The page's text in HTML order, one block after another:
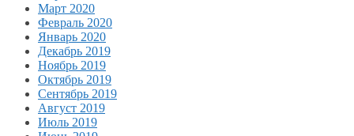
Март 2020
Февраль 2020
Январь 2020
Декабрь 2019
Ноябрь 2019
Октябрь 2019
Сентябрь 2019
Август 2019
Июль 2019